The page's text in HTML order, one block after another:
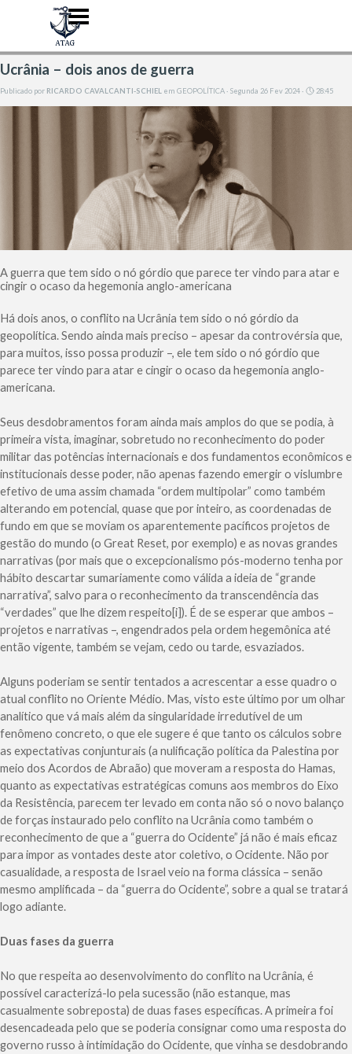
Ir para o conteúdoPular menu
Ucrânia – dois anos de guerra
Publicado por RICARDO CAVALCANTI-SCHIEL em GEOPOLÍTICA· Segunda 26 Fev 2024 · 28:45
A guerra que tem sido o nó górdio que parece ter vindo para atar e
cingir o ocaso da hegemonia anglo-americana
Há dois anos, o conflito na Ucrânia tem sido o nó górdio da
geopolítica. Sendo ainda mais preciso – apesar da controvérsia que,
para muitos, isso possa produzir –, ele tem sido o nó górdio que
parece ter vindo para atar e cingir o ocaso da hegemonia anglo-
americana.
Seus desdobramentos foram ainda mais amplos do que se podia, à
primeira vista, imaginar, sobretudo no reconhecimento do poder
militar das potências internacionais e dos fundamentos econômicos e
institucionais desse poder, não apenas fazendo emergir o vislumbre
efetivo de uma assim chamada “ordem multipolar” como também
alterando em potencial, quase que por inteiro, as coordenadas de
fundo em que se moviam os aparentemente pacíficos projetos de
gestão do mundo (o Great Reset, por exemplo) e as novas grandes
narrativas (por mais que o excepcionalismo pós-moderno tenha por
hábito descartar sumariamente como válida a ideia de “grande
narrativa”, salvo para o reconhecimento da transcendência das
“verdades” que lhe dizem respeito[i]). É de se esperar que ambos –
projetos e narrativas –, engendrados pela ordem hegemônica até
então vigente, também se vejam, cedo ou tarde, esvaziados.
Alguns poderiam se sentir tentados a acrescentar a esse quadro o
atual conflito no Oriente Médio. Mas, visto este último por um olhar
analítico que vá mais além da singularidade irredutível de um
fenômeno concreto, o que ele sugere é que tanto os cálculos sobre
as expectativas conjunturais (a nulificação política da Palestina por
meio dos Acordos de Abraão) que moveram a resposta do Hamas,
quanto as expectativas estratégicas comuns aos membros do Eixo
da Resistência, parecem ter levado em conta não só o novo balanço
de forças instaurado pelo conflito na Ucrânia como também o
reconhecimento de que a “guerra do Ocidente” já não é mais eficaz
para impor as vontades deste ator coletivo, o Ocidente. Não por
casualidade, a resposta de Israel veio na forma clássica – senão
mesmo amplificada – da “guerra do Ocidente”, sobre a qual se tratará
logo adiante.
Duas fases da guerra
No que respeita ao desenvolvimento do conflito na Ucrânia, é
possível caracterizá-lo pela sucessão (não estanque, mas
casualmente sobreposta) de duas fases específicas. A primeira foi
desencadeada pelo que se poderia consignar como uma resposta do
governo russo à intimidação do Ocidente, que vinha se desdobrando